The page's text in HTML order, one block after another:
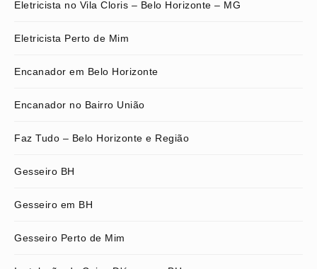
Eletricista no Vila Cloris – Belo Horizonte – MG
Eletricista Perto de Mim
Encanador em Belo Horizonte
Encanador no Bairro União
Faz Tudo – Belo Horizonte e Região
Gesseiro BH
Gesseiro em BH
Gesseiro Perto de Mim